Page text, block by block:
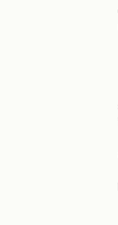
mètres, tourner
vélos sur 100
De Sancerre,
Prudence dans
le canal latéral à
prudence lors
Pentes et